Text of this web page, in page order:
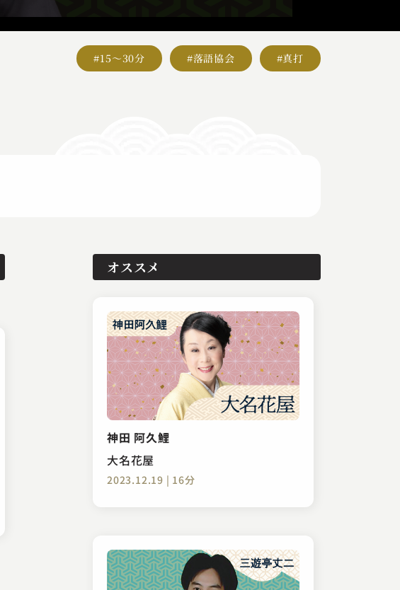
#15～30分 #落語協会 #真打
オススメ
神田 阿久鯉
大名花屋
2023.12.19 | 16分